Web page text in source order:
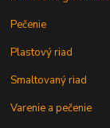
Pečenie
Plastový riad
Smaltovaný riad
Varenie a pečenie